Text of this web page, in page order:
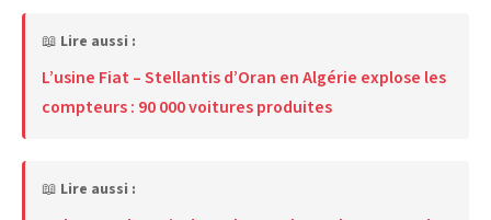
📖 Lire aussi :
L’usine Fiat – Stellantis d’Oran en Algérie explose les
compteurs : 90 000 voitures produites
📖 Lire aussi :